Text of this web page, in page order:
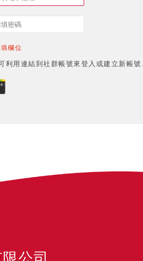
欄位
利用連結到社群帳號來登入或建立新帳號.